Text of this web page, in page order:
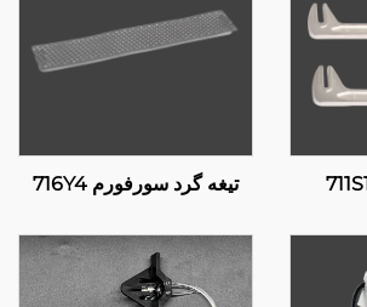
تیغه گرد سورفورم 716Y4